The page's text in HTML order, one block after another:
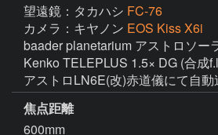
望遠鏡：タカハシ FC-76
カメラ：キヤノン EOS Kiss X6i
baader planetarium アストロソー
Kenko TELEPLUS 1.5× DG (合成
アストロLN6E(改)赤道儀にて自
焦点距離
600mm